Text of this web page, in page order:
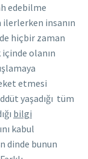
edebilme
insanın
hiçbir zaman
içinde olanın
etmesi
yaşadığı tüm
bilgi
kabul
dinde bunun